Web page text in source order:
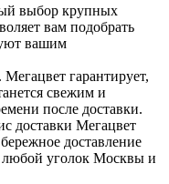
выбор крупных
вам подобрать
вашим
. Мегацвет гарантирует,
свежим и
после доставки.
доставки Мегацвет
доставление
любой уголок Москвы и